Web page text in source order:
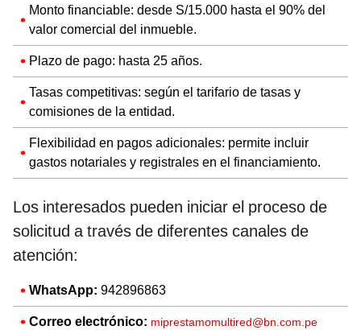
Monto financiable: desde S/15.000 hasta el 90% del
valor comercial del inmueble.
Plazo de pago: hasta 25 años.
Tasas competitivas: según el tarifario de tasas y
comisiones de la entidad.
Flexibilidad en pagos adicionales: permite incluir
gastos notariales y registrales en el financiamiento.
Los interesados pueden iniciar el proceso de
solicitud a través de diferentes canales de
atención:
WhatsApp: 942896863
Correo electrónico: miprestamomultired@bn.com.pe